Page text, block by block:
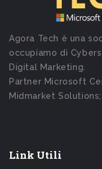
Agora Tech è una
occupiamo di
Digital Marketing.
Partner Microsoft
Midmarket
Link Utili